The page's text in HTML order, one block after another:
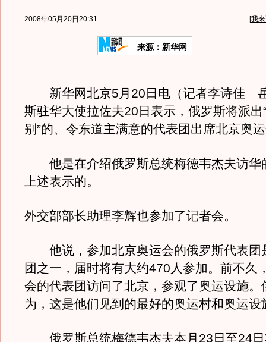
2008年05月20日20:31 [我
来源：新华网
新华网北京5月20日电（记者李诗佳
斯驻华大使拉佐夫20日表示，俄罗斯将派出
别”的、令东道主满意的代表团出席北京奥
他是在介绍俄罗斯总统梅德韦杰夫访华
上述表示的。
外交部部长助理李辉也参加了记者会。
他说，参加北京奥运会的俄罗斯代表团
团之一，届时将有大约470人参加。前不久
会的代表团访问了北京，参观了奥运设施。
为，这是他们见到的最好的奥运村和奥运设
俄罗斯总统梅德韦杰夫本月23日至24日